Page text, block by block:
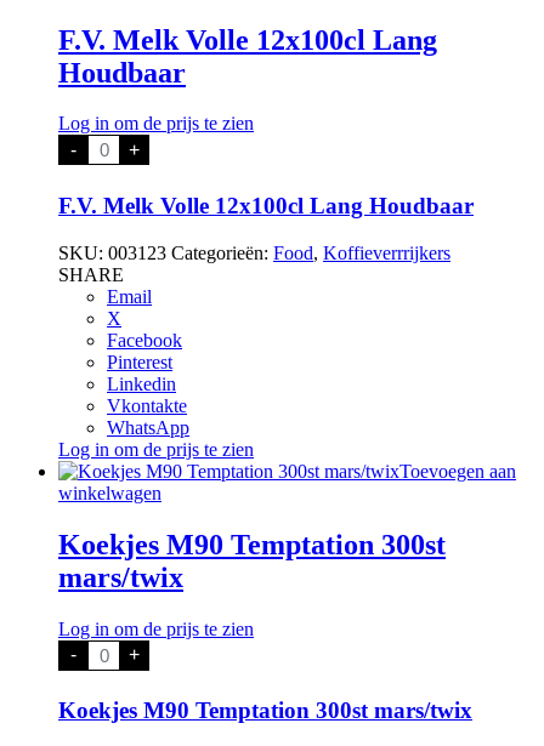
F.V. Melk Volle 12x100cl Lang
Houdbaar
Log in om de prijs te zien
- F.V.
Melk
12x100cl
Lang
aantal
+
F.V. Melk Volle 12x100cl Lang Houdbaar
SKU: 003123 Categorieën: Food, Koffieverrrijkers
SHARE
Email
X
Facebook
Pinterest
Linkedin
Vkontakte
WhatsApp
Log in om de prijs te zien
Toevoegen aan
winkelwagen
Koekjes M90 Temptation 300st
mars/twix
Log in om de prijs te zien
- Koekjes
M90
300st
mars/twix
+
Koekjes M90 Temptation 300st mars/twix